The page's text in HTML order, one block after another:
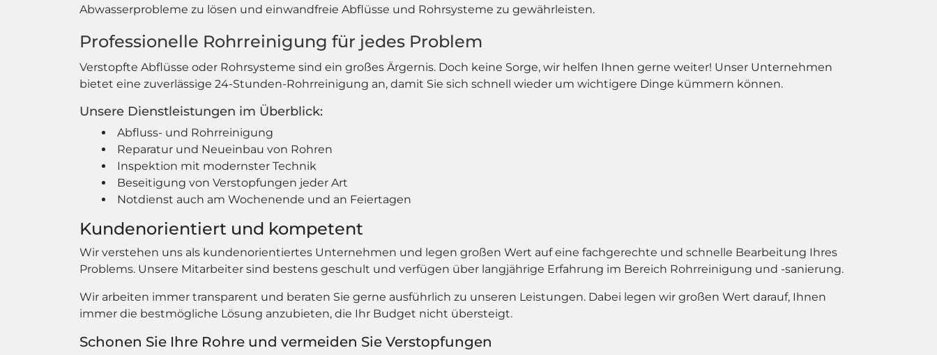
Abwasserprobleme zu lösen und einwandfreie Abflüsse und Rohrsysteme zu gewährleisten.
Professionelle Rohrreinigung für jedes Problem
Verstopfte Abflüsse oder Rohrsysteme sind ein großes Ärgernis. Doch keine Sorge, wir helfen Ihnen gerne weiter! Unser Unternehmen
bietet eine zuverlässige 24-Stunden-Rohrreinigung an, damit Sie sich schnell wieder um wichtigere Dinge kümmern können.
Unsere Dienstleistungen im Überblick:
Abfluss- und Rohrreinigung
Reparatur und Neueinbau von Rohren
Inspektion mit modernster Technik
Beseitigung von Verstopfungen jeder Art
Notdienst auch am Wochenende und an Feiertagen
Kundenorientiert und kompetent
Wir verstehen uns als kundenorientiertes Unternehmen und legen großen Wert auf eine fachgerechte und schnelle Bearbeitung Ihres
Problems. Unsere Mitarbeiter sind bestens geschult und verfügen über langjährige Erfahrung im Bereich Rohrreinigung und -sanierung.
Wir arbeiten immer transparent und beraten Sie gerne ausführlich zu unseren Leistungen. Dabei legen wir großen Wert darauf, Ihnen
immer die bestmögliche Lösung anzubieten, die Ihr Budget nicht übersteigt.
Schonen Sie Ihre Rohre und vermeiden Sie Verstopfungen